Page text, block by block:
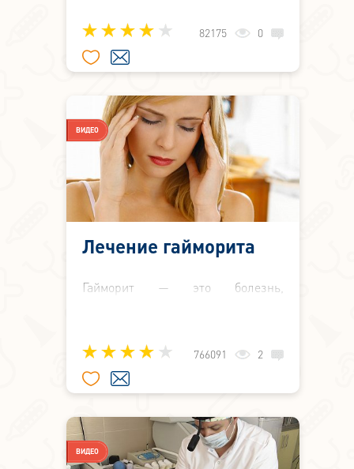
диагностику гайморита дома?
Ответы на эти вопросы вы найдёте
в новой статье: «Гайморит:
диагностика и лечение».
воспалительный процесс в
верхнечелюстных околоносовых
пазухах. Другое их название –
название заболевания –
«гайморит».
82175 0
ВИДЕО
Лечение гайморита
Гайморит — это болезнь,
пазухе или пазухах. Ввиду
скопления большого количества
слизи и гноя в них, дыхание
под глазами ощущается сильное
давление и распирание.
766091 2
ВИДЕО